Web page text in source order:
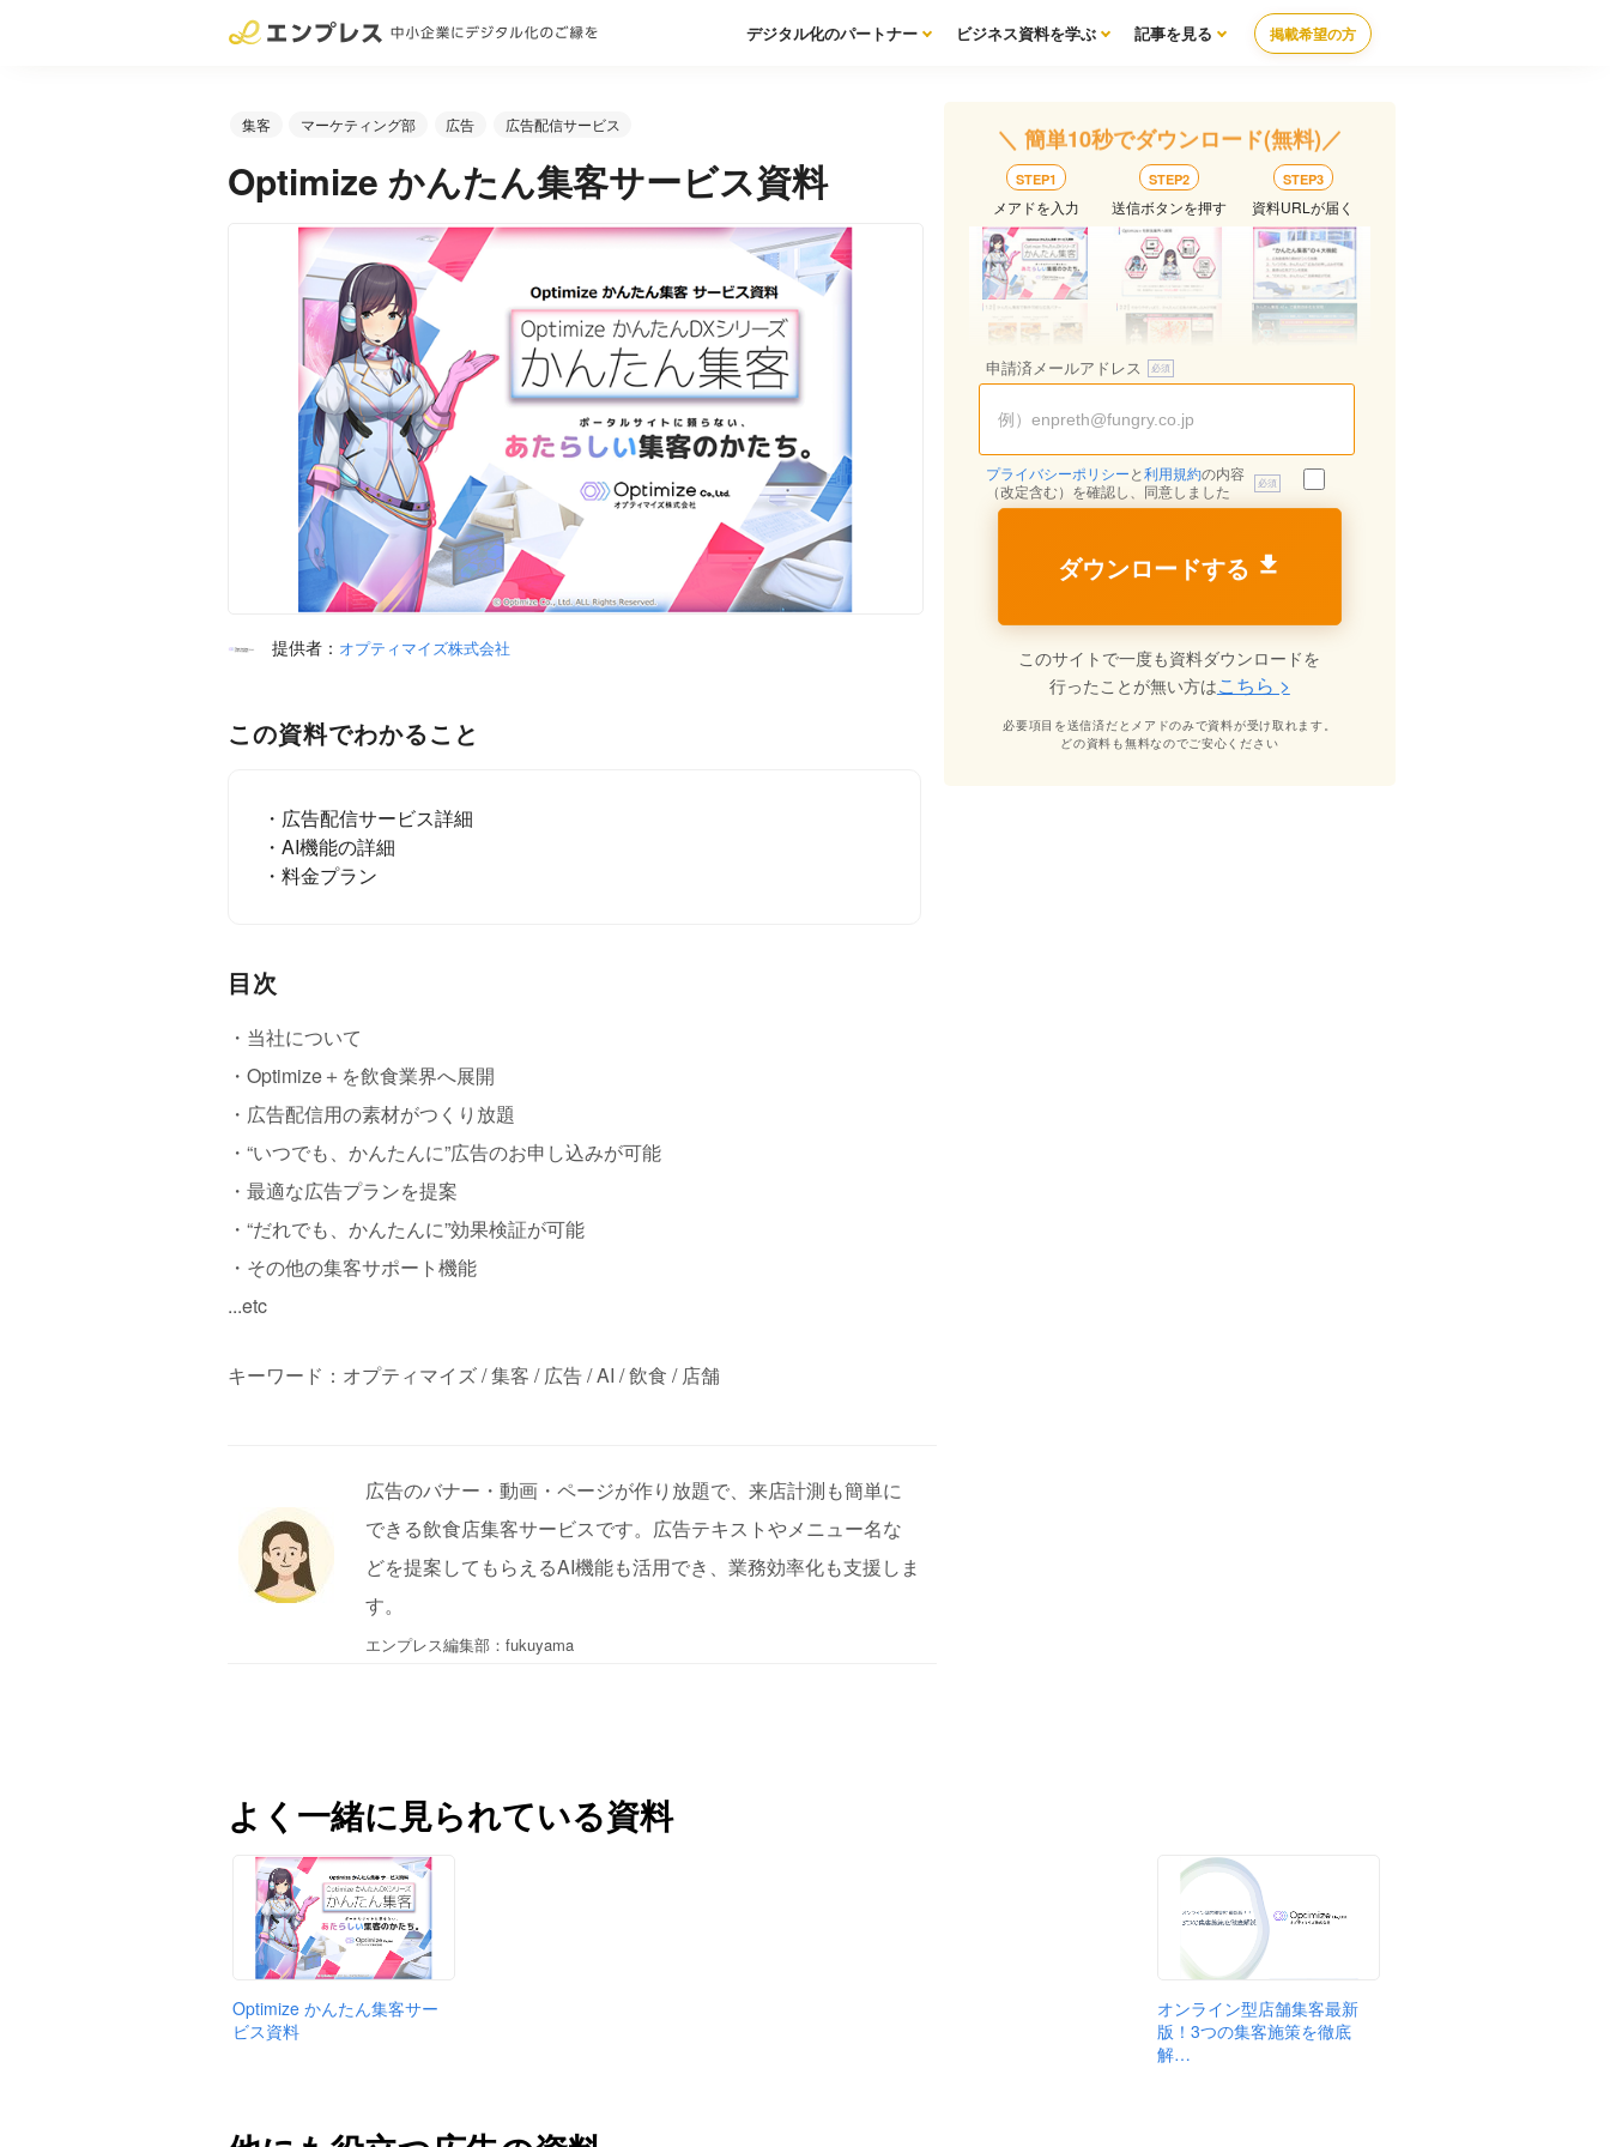
掲載希望の方
デジタル化のパートナー ビジネス資料を学ぶ 記事を見る
集客 マーケティング部 広告 広告配信サービス
Optimize かんたん集客サービス資料
提供者： オプティマイズ株式会社
この資料でわかること
・広告配信サービス詳細
・AI機能の詳細
・料金プラン
目次
・当社について
・Optimize＋を飲食業界へ展開
・広告配信用の素材がつくり放題
・“いつでも、かんたんに”広告のお申し込みが可能
・最適な広告プランを提案
・“だれでも、かんたんに”効果検証が可能
・その他の集客サポート機能
...etc
キーワード：オプティマイズ / 集客 / 広告 / AI / 飲食 / 店舗
広告のバナー・動画・ページが作り放題で、来店計測も簡単に
できる飲食店集客サービスです。広告テキストやメニュー名な
どを提案してもらえるAI機能も活用でき、業務効率化も支援しま
す。
エンプレス編集部：fukuyama
＼ 簡単10秒でダウンロード(無料)／
STEP1
メアドを入力
STEP2
送信ボタンを押す
STEP3
資料URLが届く
申請済メールアドレス
プライバシーポリシー と利用規約の内容
（改定含む）を確認し、同意しました
ダウンロードする
このサイトで一度も資料ダウンロードを
行ったことが無い方はこちら >
必要項目を送信済だとメアドのみで資料が受け取れます。
どの資料も無料なのでご安心ください
よく一緒に見られている資料
Optimize かんたん集客サー
ビス資料
オンライン型店舗集客最新
版！3つの集客施策を徹底
解…